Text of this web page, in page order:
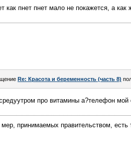
как пнет пнет мало не покажется, а как
Re: Красота и беременность (часть 8)
про витамины а?телефон мой
принимаемых правительством,